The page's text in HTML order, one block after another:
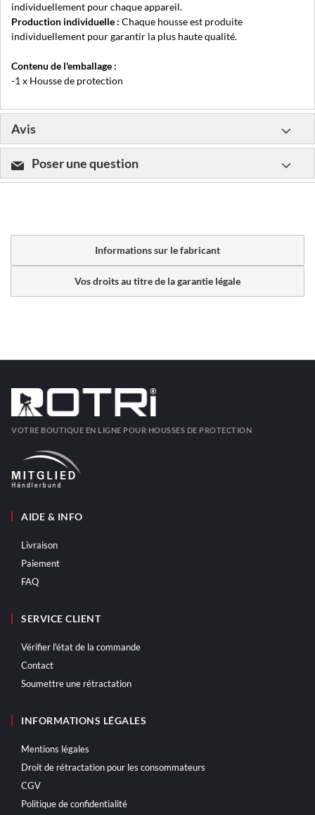
individuellement pour chaque appareil.
Production individuelle : Chaque housse est produite
individuellement pour garantir la plus haute qualité.
Contenu de l'emballage :
-1 x Housse de protection
Avis
Poser une question
Informations sur le fabricant
Vos droits au titre de la garantie légale
VOTRE BOUTIQUE EN LIGNE POUR HOUSSES DE PROTECTION
AIDE & INFO
Livraison
Paiement
FAQ
SERVICE CLIENT
Vérifier l'état de la commande
Contact
Soumettre une rétractation
INFORMATIONS LÉGALES
Mentions légales
Droit de rétractation pour les consommateurs
CGV
Politique de confidentialité